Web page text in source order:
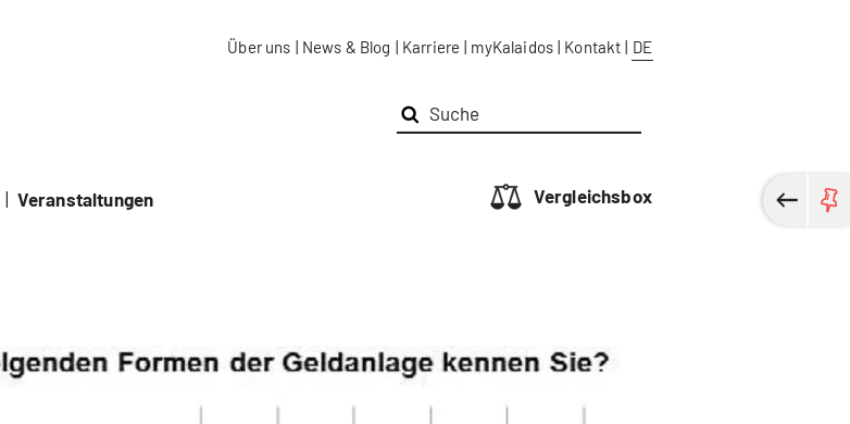
Über uns | News & Blog | Karriere | myKalaidos | Kontakt | DE
Veranstaltungen Vergleichsbox